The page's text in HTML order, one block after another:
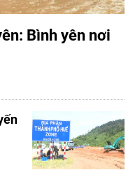
Bình yên nơi